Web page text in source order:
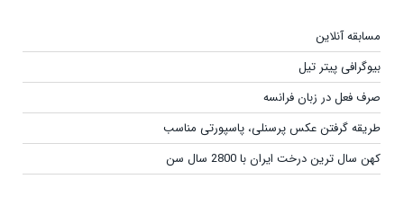
مسابقه آنلاین
بیوگرافی پیتر تیل
صرف فعل در زبان فرانسه
طریقه گرفتن عکس پرسنلی، پاسپورتی مناسب
کهن سال ترین درخت ایران با 2800 سال سن